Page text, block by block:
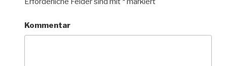
Kommentar